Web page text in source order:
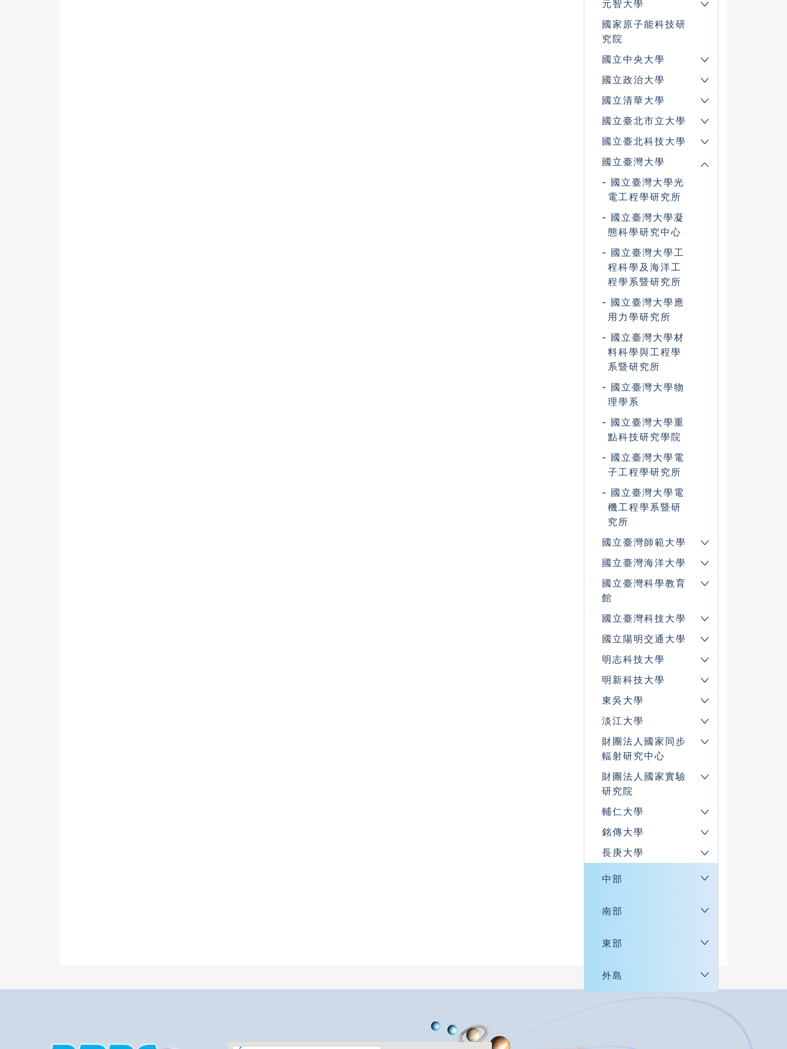
元智大學
國家原子能科技研
究院
國立中央大學
國立政治大學
國立清華大學
國立臺北市立大學
國立臺北科技大學
國立臺灣大學
國立臺灣大學光
電工程學研究所
國立臺灣大學凝
態科學研究中心
國立臺灣大學工
程科學及海洋工
程學系暨研究所
國立臺灣大學應
用力學研究所
國立臺灣大學材
料科學與工程學
系暨研究所
國立臺灣大學物
理學系
國立臺灣大學重
點科技研究學院
國立臺灣大學電
子工程學研究所
國立臺灣大學電
機工程學系暨研
究所
國立臺灣師範大學
國立臺灣海洋大學
國立臺灣科學教育
館
國立臺灣科技大學
國立陽明交通大學
明志科技大學
明新科技大學
東吳大學
淡江大學
財團法人國家同步
輻射研究中心
財團法人國家實驗
研究院
輔仁大學
銘傳大學
長庚大學
中部
南部
東部
外島